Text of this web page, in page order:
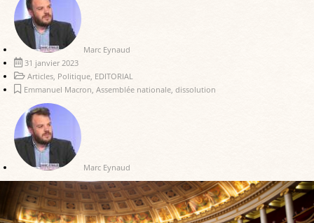
Marc Eynaud
31 janvier 2023
Articles Politique EDITORIAL
Emmanuel Macron Assemblée nationale dissolution
Marc Eynaud